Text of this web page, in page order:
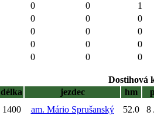
0 0
1
0 0
0
0 0
0
0 0
0
0 0 0
Dostihová
délka jezdec hm
1400 am. Mário Sprušanský 52.0 8